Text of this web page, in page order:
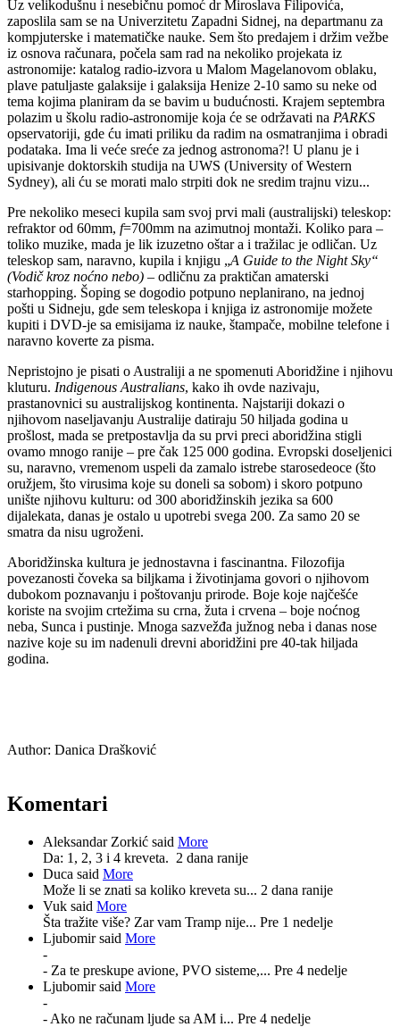
Uz velikodušnu i nesebičnu pomoć dr Miroslava Filipovića,
zaposlila sam se na Univerzitetu Zapadni Sidnej, na departmanu za
kompjuterske i matematičke nauke. Sem što predajem i držim vežbe
iz osnova računara, počela sam rad na nekoliko projekata iz
astronomije: katalog radio-izvora u Malom Magelanovom oblaku,
plave patuljaste galaksije i galaksija Henize 2-10 samo su neke od
tema kojima planiram da se bavim u budućnosti. Krajem septembra
polazim u školu radio-astronomije koja će se održavati na PARKS
opservatoriji, gde ću imati priliku da radim na osmatranjima i obradi
podataka. Ima li veće sreće za jednog astronoma?! U planu je i
upisivanje doktorskih studija na UWS (University of Western
Sydney), ali ću se morati malo strpiti dok ne sredim trajnu vizu...
Pre nekoliko meseci kupila sam svoj prvi mali (australijski) teleskop:
refraktor od 60mm, f=700mm na azimutnoj montaži. Koliko para –
toliko muzike, mada je lik izuzetno oštar a i tražilac je odličan. Uz
teleskop sam, naravno, kupila i knjigu „A Guide to the Night Sky“
(Vodič kroz noćno nebo) – odličnu za praktičan amaterski
starhopping. Šoping se dogodio potpuno neplanirano, na jednoj
pošti u Sidneju, gde sem teleskopa i knjiga iz astronomije možete
kupiti i DVD-je sa emisijama iz nauke, štampače, mobilne telefone i
naravno koverte za pisma.
Nepristojno je pisati o Australiji a ne spomenuti Aboridžine i njihovu
kluturu. Indigenous Australians, kako ih ovde nazivaju,
prastanovnici su australijskog kontinenta. Najstariji dokazi o
njihovom naseljavanju Australije datiraju 50 hiljada godina u
prošlost, mada se pretpostavlja da su prvi preci aboridžina stigli
ovamo mnogo ranije – pre čak 125 000 godina. Evropski doseljenici
su, naravno, vremenom uspeli da zamalo istrebe starosedeoce (što
oružjem, što virusima koje su doneli sa sobom) i skoro potpuno
unište njihovu kulturu: od 300 aboridžinskih jezika sa 600
dijalekata, danas je ostalo u upotrebi svega 200. Za samo 20 se
smatra da nisu ugroženi.
Aboridžinska kultura je jednostavna i fascinantna. Filozofija
povezanosti čoveka sa biljkama i životinjama govori o njihovom
dubokom poznavanju i poštovanju prirode. Boje koje najčešće
koriste na svojim crtežima su crna, žuta i crvena – boje noćnog
neba, Sunca i pustinje. Mnoga sazvežđa južnog neba i danas nose
nazive koje su im nadenuli drevni aboridžini pre 40-tak hiljada
godina.
Author: Danica Drašković
Komentari
Aleksandar Zorkić said More
Da: 1, 2, 3 i 4 kreveta. 2 dana ranije
Duca said More
Može li se znati sa koliko kreveta su... 2 dana ranije
Vuk said More
Šta tražite više? Zar vam Tramp nije... Pre 1 nedelje
Ljubomir said More
-
- Za te preskupe avione, PVO sisteme,... Pre 4 nedelje
Ljubomir said More
-
- Ako ne računam ljude sa AM i... Pre 4 nedelje